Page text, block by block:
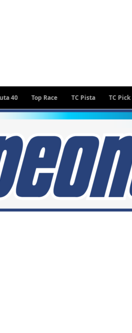
Top Race TC Pista TC Pick Up